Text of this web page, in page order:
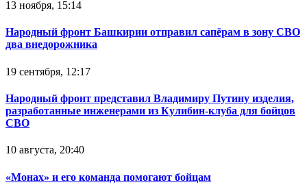
13 ноября, 15:14
Народный фронт Башкирии отправил сапёрам в зону СВО
два внедорожника
19 сентября, 12:17
Народный фронт представил Владимиру Путину изделия,
разработанные инженерами из Кулибин-клуба для бойцов
СВО
10 августа, 20:40
«Монах» и его команда помогают бойцам